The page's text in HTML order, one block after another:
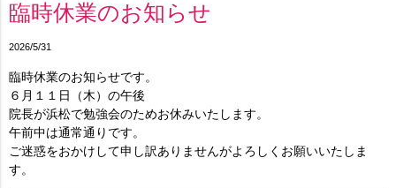
臨時休業のお知らせ
2026/5/31
臨時休業のお知らせです。
６月１１日（木）の午後
院長が浜松で勉強会のためお休みいたします。
午前中は通常通りです。
ご迷惑をおかけして申し訳ありませんがよろしくお願いいたしま
す。